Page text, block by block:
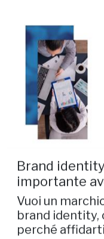
Brand
importante
Vuoi un
brand identity,
perché